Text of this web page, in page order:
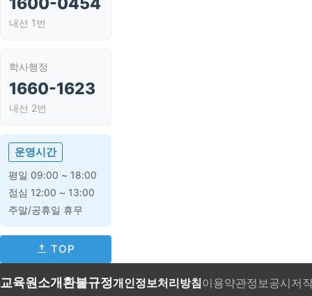
내선 1번
학사행정
1660-1623
내선 2번
운영시간
평일 09:00 ~ 18:00
점심 12:00 ~ 13:00
주말/공휴일 휴무
TOP
교육원소개 환불규정개인정보처리방침이용약관정보공시저